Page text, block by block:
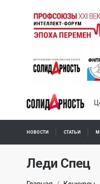
НОВОСТИ СТАТЬИ
ПОДПИСКА ОНЛАЙН
Леди Спец